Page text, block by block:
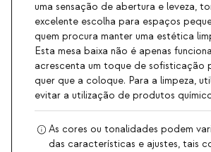
uma sensação de abertura e leveza,
excelente escolha para espaços
quem procura manter uma estética
Esta mesa baixa não é apenas
acrescenta um toque de sofisticação
quer que a coloque. Para a limpeza,
evitar a utilização de produtos
As cores ou tonalidades podem
das características e ajustes, tais